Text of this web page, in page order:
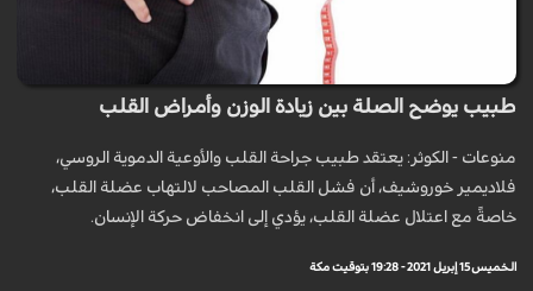
طبيب يوضح الصلة بين زيادة الوزن وأمراض القلب
منوعات - الكوثر: يعتقد طبيب جراحة القلب والأوعية الدموية الروسي،
فلاديمير خوروشيف، أن فشل القلب المصاحب لالتهاب عضلة القلب،
خاصةً مع اعتلال عضلة القلب، يؤدي إلى انخفاض حركة الإنسان.
الخميس 15 إبريل 2021 - 19:28 بتوقيت مكة